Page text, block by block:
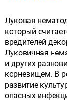
Луковая
который
вредителей
Луковичная
и других
корневищем. В
развитие
опасных